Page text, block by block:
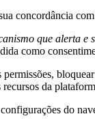
concordância
que alerta e
como
da
do